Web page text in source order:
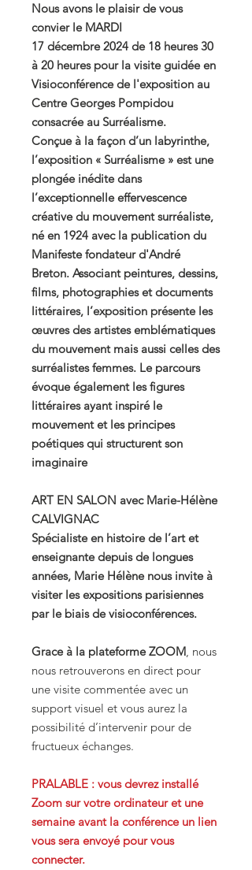
Nous avons le plaisir de vous
convier le MARDI
17 décembre 2024 de 18 heures 30
à 20 heures pour la visite guidée en
Visioconférence de l'exposition au
Centre Georges Pompidou
consacrée au Surréalisme.
Conçue à la façon d’un labyrinthe,
l’exposition « Surréalisme » est une
plongée inédite dans
l’exceptionnelle effervescence
créative du mouvement surréaliste,
né en 1924 avec la publication du
Manifeste fondateur d'André
Breton. Associant peintures, dessins,
films, photographies et documents
littéraires, l’exposition présente les
œuvres des artistes emblématiques
du mouvement mais aussi celles des
surréalistes femmes. Le parcours
évoque également les figures
littéraires ayant inspiré le
mouvement et les principes
poétiques qui structurent son
imaginaire
ART EN SALON avec Marie-Hélène
CALVIGNAC
Spécialiste en histoire de l’art et
enseignante depuis de longues
années, Marie Hélène nous invite à
visiter les expositions parisiennes
par le biais de visioconférences.
Grace à la plateforme ZOOM, nous
nous retrouverons en direct pour
une visite commentée avec un
support visuel et vous aurez la
possibilité d’intervenir pour de
fructueux échanges.
PRALABLE : vous devrez installé
Zoom sur votre ordinateur et une
semaine avant la conférence un lien
vous sera envoyé pour vous
connecter.